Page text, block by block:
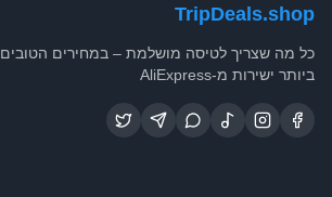
TripDeals.shop
כל מה שצריך לטיסה מושלמת – במחירים הטובים
ביותר ישירות מ-AliExpress